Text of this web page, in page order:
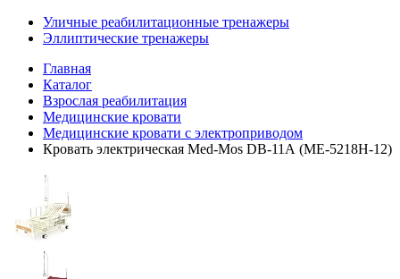
Уличные реабилитационные тренажеры
Эллиптические тренажеры
Главная
Каталог
Взрослая реабилитация
Медицинские кровати
Медицинские кровати с электроприводом
Кровать электрическая Med-Mos DB-11А (МЕ-5218Н-12)